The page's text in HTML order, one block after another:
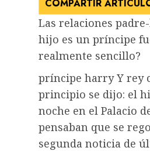
COMPARTIR
Las relaciones
hijo es un príncipe
realmente sencillo?
príncipe harryY rey
principio se dijo: el
noche en el Palacio
pensaban que se
segunda noticia de